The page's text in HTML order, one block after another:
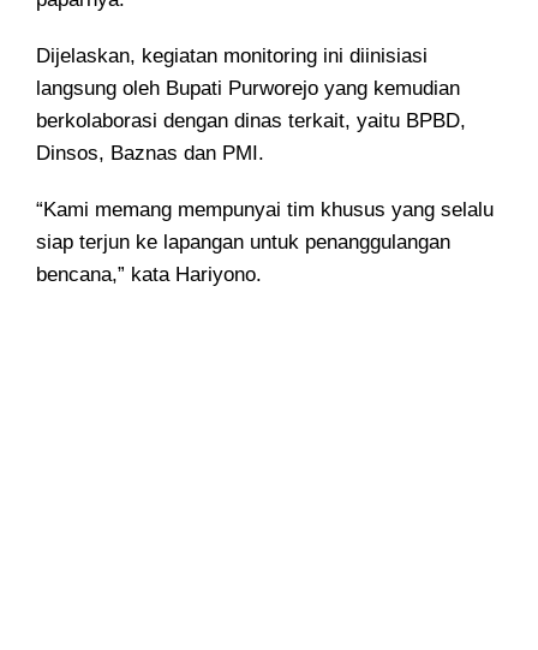
Dijelaskan, kegiatan monitoring ini diinisiasi
langsung oleh Bupati Purworejo yang kemudian
berkolaborasi dengan dinas terkait, yaitu BPBD,
Dinsos, Baznas dan PMI.
“Kami memang mempunyai tim khusus yang selalu
siap terjun ke lapangan untuk penanggulangan
bencana,” kata Hariyono.